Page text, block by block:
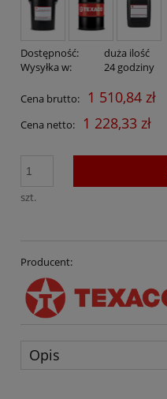
Dostępność:
duża ilość
Wysyłka w:
24 godziny
Cena brutto: 1 510,84 zł
Cena netto: 1 228,33 zł
szt.
Producent:
Opis